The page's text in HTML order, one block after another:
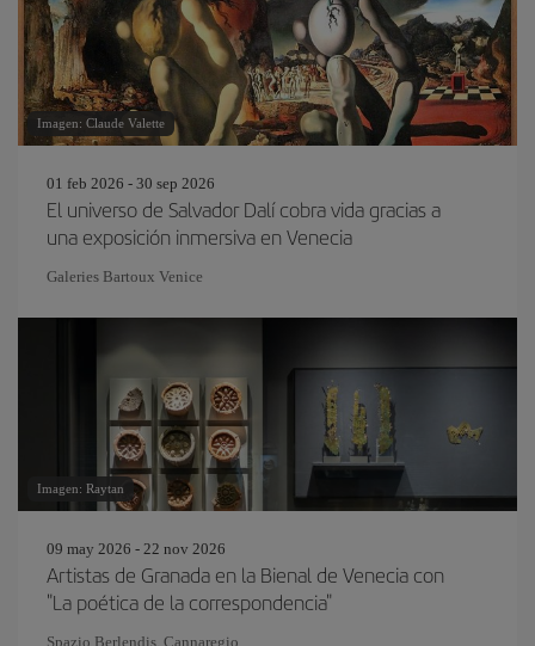
Imagen: Claude Valette
01 feb 2026 - 30 sep 2026
El universo de Salvador Dalí cobra vida gracias a
una exposición inmersiva en Venecia
Galeries Bartoux Venice
Imagen: Raytan
09 may 2026 - 22 nov 2026
Artistas de Granada en la Bienal de Venecia con
"La poética de la correspondencia"
Spazio Berlendis, Cannaregio